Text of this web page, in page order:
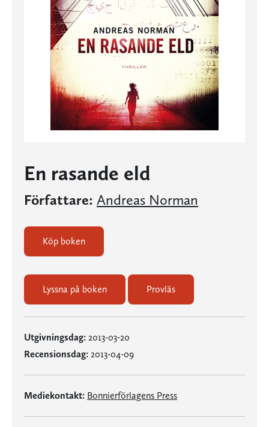
En rasande eld
Författare: Andreas Norman
Köp boken
Lyssna på boken Provläs
Utgivningsdag: 2013-03-20
Recensionsdag: 2013-04-09
Mediekontakt: Bonnierförlagens Press